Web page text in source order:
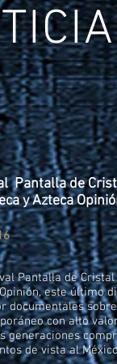
Pantalla de
y Azteca
Pantalla de
este último
documentales
con alto
generaciones
de vista al